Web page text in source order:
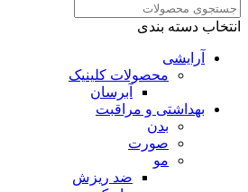
انتخاب دسته بندی
آرایشی
محصولات کلینیک
آبرسان
بهداشتی و مراقبت
بدن
صورت
مو
ضد ریزش